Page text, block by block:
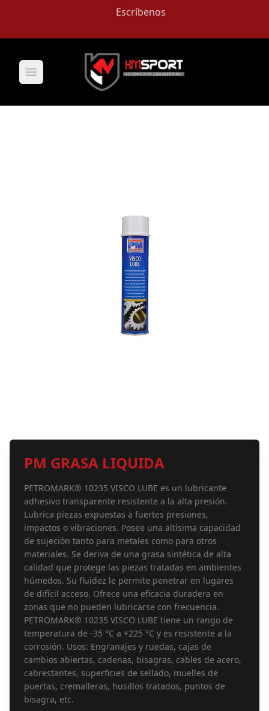
Escríbenos
Open main menu
PM GRASA LIQUIDA
PETROMARK® 10235 VISCO LUBE es un lubricante
adhesivo transparente resistente a la alta presión.
Lubrica piezas expuestas a fuertes presiones,
impactos o vibraciones. Posee una altísima capacidad
de sujeción tanto para metales como para otros
materiales. Se deriva de una grasa sintética de alta
calidad que protege las piezas tratadas en ambientes
húmedos. Su fluidez le permite penetrar en lugares
de difícil acceso. Ofrece una eficacia duradera en
zonas que no pueden lubricarse con frecuencia.
PETROMARK® 10235 VISCO LUBE tiene un rango de
temperatura de -35 °C a +225 °C y es resistente a la
corrosión. Usos: Engranajes y ruedas, cajas de
cambios abiertas, cadenas, bisagras, cables de acero,
cabrestantes, superficies de sellado, muelles de
puertas, cremalleras, husillos tratados, puntos de
bisagra, etc.